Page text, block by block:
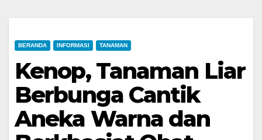
BERANDA INFORMASI TANAMAN
Kenop, Tanaman Liar
Berbunga Cantik
Aneka Warna dan